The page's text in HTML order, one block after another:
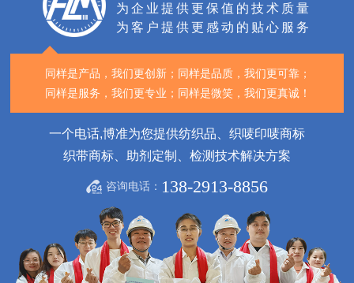
为企业提供更保值的技术质量
为客户提供更感动的贴心服务
同样是产品，我们更创新； 同样是品质，我们更可靠；
同样是服务，我们更专业； 同样是微笑，我们更真诚！
一个电话,博准为您提供纺织品、织唛印唛商标
织带商标、助剂定制、检测技术解决方案
咨询电话： 138-2913-8856